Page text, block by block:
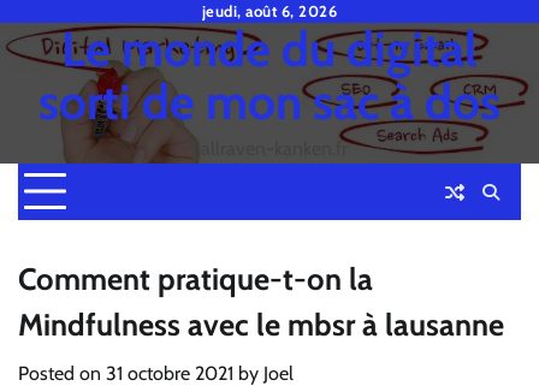
to
content
jeudi, août 6, 2026
Le monde du digital
sorti de mon sac à dos
fjallraven-kanken.fr
Comment pratique-t-on la
Mindfulness avec le mbsr à lausanne
Posted on 31 octobre 2021 by Joel